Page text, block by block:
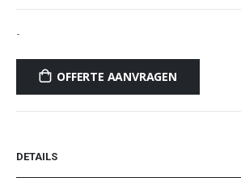
-
OFFERTE AANVRAGEN
DETAILS